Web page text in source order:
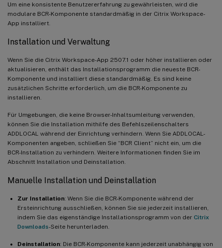
Um eine konsistente Benutzererfahrung zu gewährleisten, wird die
modulare BCR-Komponente standardmäßig in der Citrix Workspace-
App installiert.
Installation und Verwaltung
Wenn Sie die Citrix Workspace-App 2507.1 oder höher installieren oder
aktualisieren, enthält das Installationsprogramm die neueste BCR-
Komponente und installiert diese standardmäßig. Es sind keine
zusätzlichen Schritte erforderlich, um die BCR-Komponente zu
installieren.
Für Umgebungen, die keine Browser-Inhaltsumleitung verwenden,
können Sie die Installation mithilfe des Befehlszeilenschalters
ADDLOCAL während der Einrichtung verhindern. Wenn Sie ADDLOCAL-
Komponenten angeben, schließen Sie “BCR Client” nicht ein, um die
BCR-Installation zu verhindern. Weitere Informationen finden Sie im
Abschnitt Installation und Deinstallation.
Manuelle Installation und Deinstallation
Zur Installation: Wenn Sie die BCR-Komponente während der
Ersteinrichtung ausschließen, können Sie sie jederzeit installieren,
indem Sie das eigenständige Installationsprogramm von der Citrix
Downloads-Seite herunterladen.
Deinstallation: Die BCR-Komponente kann jederzeit unabhängig von